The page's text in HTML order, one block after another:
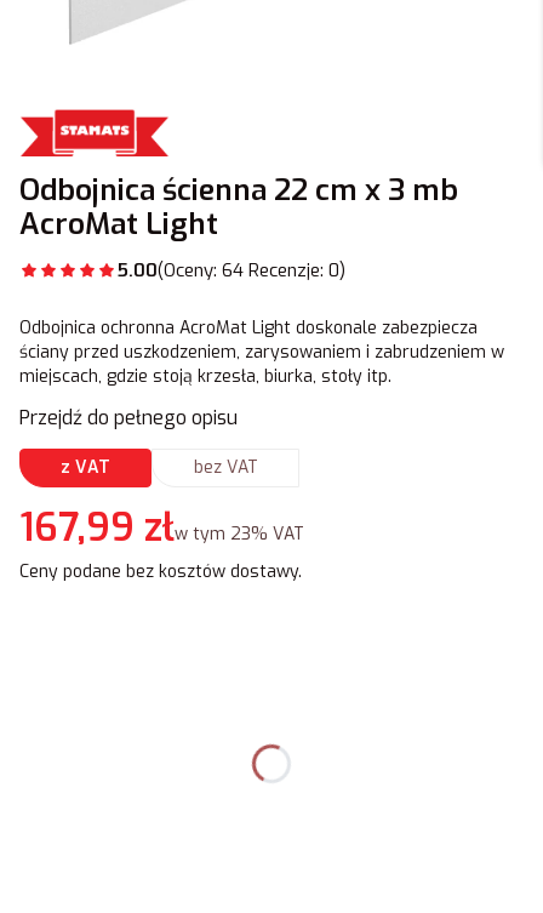
Odbojnica ścienna 22 cm x 3 mb
AcroMat Light
5.00(Oceny: 64 Recenzje: 0)
Odbojnica ochronna AcroMat Light doskonale zabezpiecza
ściany przed uszkodzeniem, zarysowaniem i zabrudzeniem w
miejscach, gdzie stoją krzesła, biurka, stoły itp.
Przejdź do pełnego opisu
z VAT bez VAT
Cena
167,99 złw tym 23% VAT
w tym 23% VAT
Ceny podane bez kosztów dostawy.